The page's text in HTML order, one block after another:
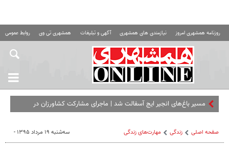
روزنامه همشهری امروز نیازمندی های همشهری آگهی و تبلیغات همشهری تی وی روابط عمومی
مسیر باغ‌های انجیر ایج آسفالت شد | ماجرای مشارکت کشاورزان در
صفحه اصلی زندگی مهارت‌های زندگی سه‌شنبه ۱۹ مرداد ۱۳۹۵ -